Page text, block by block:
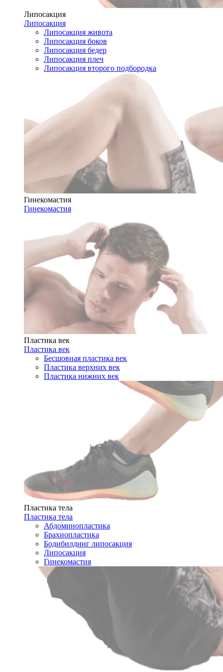
Липосакция
Липосакция
Липосакция живота
Липосакция боков
Липосакция бедер
Липосакция плеч
Липосакция второго подбородка
Гинекомастия
Гинекомастия
Пластика век
Пластика век
Бесшовная пластика век
Пластика верхних век
Пластика нижних век
Пластика тела
Пластика тела
Абдоминопластика
Брахиопластика
Бодибилдинг липосакция
Липосакция
Гинекомастия